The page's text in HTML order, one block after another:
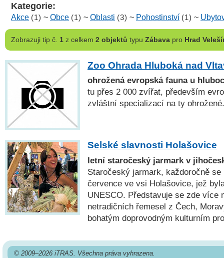
Kategorie:
Akce (1) ~ Obce (1) ~ Oblasti (3) ~ Pohostinství (1) ~
Zobrazujitip č. 1z celkem 2 objektů typu Zábavapro Hrad
Zoo Ohrada Hluboká nad
ohrožená evropská fauna u
tu přes 2 000 zvířat, především
zvláštní specializací na ty ohrožené.
Selské slavnosti Holašovice
letní staročeský jarmark v
Staročeský jarmark, každoročně
července ve vsi Holašovice, jež
UNESCO. Představuje se zde více
netradičních řemesel z Čech,
bohatým doprovodným kulturním
© 2009–2026 iTRAS. Všechna práva vyhrazena.